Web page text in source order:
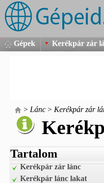
Gépek
Kerékpár zár
> Lánc > Kerékpár zár
Tartalom
Kerékpár zár lánc
Kerékpár lánc lakat